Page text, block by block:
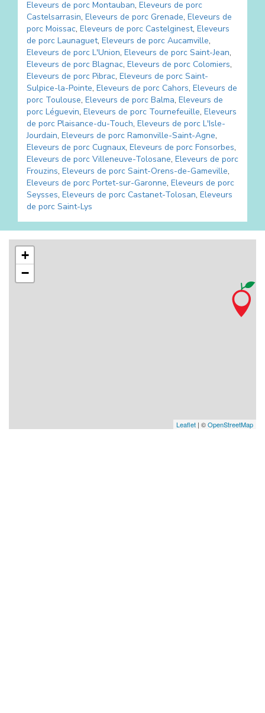
Eleveurs de porc Montauban, Eleveurs de porc
Castelsarrasin, Eleveurs de porc Grenade, Eleveurs de
porc Moissac, Eleveurs de porc Castelginest, Eleveurs
de porc Launaguet, Eleveurs de porc Aucamville,
Eleveurs de porc L'Union, Eleveurs de porc Saint-Jean,
Eleveurs de porc Blagnac, Eleveurs de porc Colomiers,
Eleveurs de porc Pibrac, Eleveurs de porc Saint-
Sulpice-la-Pointe, Eleveurs de porc Cahors, Eleveurs de
porc Toulouse, Eleveurs de porc Balma, Eleveurs de
porc Léguevin, Eleveurs de porc Tournefeuille, Eleveurs
de porc Plaisance-du-Touch, Eleveurs de porc L'Isle-
Jourdain, Eleveurs de porc Ramonville-Saint-Agne,
Eleveurs de porc Cugnaux, Eleveurs de porc Fonsorbes,
Eleveurs de porc Villeneuve-Tolosane, Eleveurs de porc
Frouzins, Eleveurs de porc Saint-Orens-de-Gameville,
Eleveurs de porc Portet-sur-Garonne, Eleveurs de porc
Seysses, Eleveurs de porc Castanet-Tolosan, Eleveurs
de porc Saint-Lys
+
−
Leaflet | ©OpenStreetMap